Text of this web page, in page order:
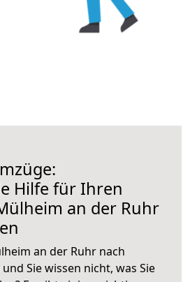
Hilfe für Ihren
an der Ruhr
an der Ruhr nach
Sie wissen nicht, was Sie